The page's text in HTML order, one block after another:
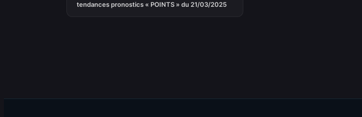
tendances pronostics « POINTS » du 21/03/2025